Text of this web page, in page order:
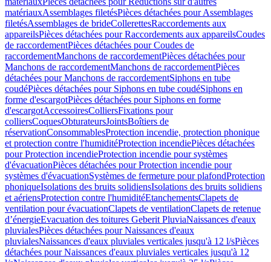
matériauxAssemblages filetésPièces détachées pour Assemblages
filetésAssemblages de brideCollerettesRaccordements aux
appareilsPièces détachées pour Raccordements aux appareilsCoudes
de raccordementPièces détachées pour Coudes de
raccordementManchons de raccordementPièces détachées pour
Manchons de raccordementManchons de raccordementPièces
détachées pour Manchons de raccordementSiphons en tube
coudéPièces détachées pour Siphons en tube coudéSiphons en
forme d'escargotPièces détachées pour Siphons en forme
d'escargotAccessoiresColliersFixations pour
colliersCoquesObturateursJointsBoîtiers de
réservationConsommablesProtection incendie, protection phonique
et protection contre l'humiditéProtection incendiePièces détachées
pour Protection incendieProtection incendie pour systèmes
d'évacuationPièces détachées pour Protection incendie pour
systèmes d'évacuationSystèmes de fermeture pour plafondProtection
phoniqueIsolations des bruits solidiensIsolations des bruits solidiens
et aériensProtection contre l'humiditéEtanchementsClapets de
ventilation pour évacuationClapets de ventilationClapets de retenue
d’énergieEvacuation des toitures Geberit PluviaNaissances d'eaux
pluvialesPièces détachées pour Naissances d'eaux
pluvialesNaissances d'eaux pluviales verticales jusqu'à 12 l/sPièces
détachées pour Naissances d'eaux pluviales verticales jusqu'à 12